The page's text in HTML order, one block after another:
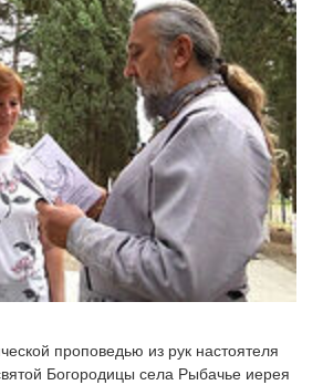
проповедью из рук настоятеля
Богородицы села Рыбачье иерея